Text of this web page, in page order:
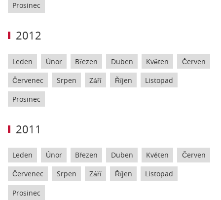
Prosinec
2012
Leden Únor Březen Duben Květen Červen
Červenec Srpen Září Říjen Listopad
Prosinec
2011
Leden Únor Březen Duben Květen Červen
Červenec Srpen Září Říjen Listopad
Prosinec